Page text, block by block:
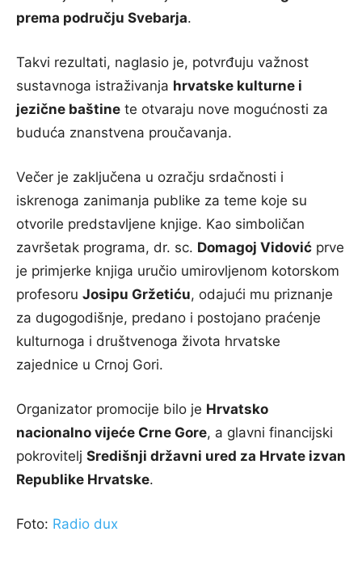
prema području Svebarja.
Takvi rezultati, naglasio je, potvrđuju važnost
sustavnoga istraživanja hrvatske kulturne i
jezične baštine te otvaraju nove mogućnosti za
buduća znanstvena proučavanja.
Večer je zaključena u ozračju srdačnosti i
iskrenoga zanimanja publike za teme koje su
otvorile predstavljene knjige. Kao simboličan
završetak programa, dr. sc. Domagoj Vidović prve
je primjerke knjiga uručio umirovljenom kotorskom
profesoru Josipu Gržetiću, odajući mu priznanje
za dugogodišnje, predano i postojano praćenje
kulturnoga i društvenoga života hrvatske
zajednice u Crnoj Gori.
Organizator promocije bilo je Hrvatsko
nacionalno vijeće Crne Gore, a glavni financijski
pokrovitelj Središnji državni ured za Hrvate izvan
Republike Hrvatske.
Foto: Radio dux